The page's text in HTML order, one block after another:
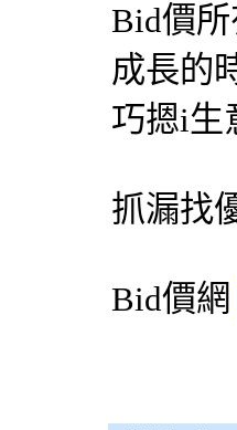
Bid價
成長的
巧摁i生
抓漏找
Bid價網